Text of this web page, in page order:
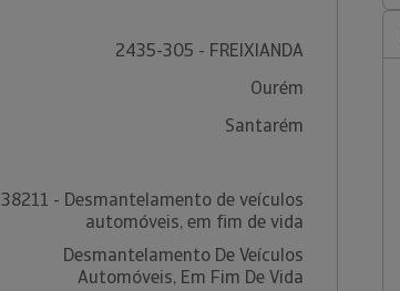
2435-305 - FREIXIANDA
Ourém
Santarém
38211 - Desmantelamento de veículos
automóveis, em fim de vida
Desmantelamento De Veículos
Automóveis, Em Fim De Vida